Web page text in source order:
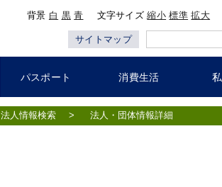
背景 白 黒 青 文字サイズ縮小 標準 拡大
サイトマップ
パスポート 消費生活
法人情報検索 > 法人・団体情報詳細